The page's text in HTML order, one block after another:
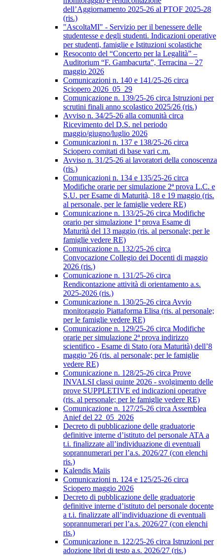
dell’Aggiornamento 2025-26 al PTOF 2025-28
(ris.)
"AscoltaMI" - Servizio per il benessere delle
studentesse e degli studenti. Indicazioni operative
per studenti, famiglie e Istituzioni scolastiche
Resoconto del “Concerto per la Legalità” –
Auditorium “F. Gambacurta”, Terracina – 27
maggio 2026
Comunicazioni n. 140 e 141/25-26 circa
Sciopero 2026_05_29
Comunicazione n. 139/25-26 circa Istruzioni per
scrutini finali anno scolastico 2025/26 (ris.)
Avviso n. 34/25-26 alla comunità circa
Ricevimento del D.S. nel periodo
maggio/giugno/luglio 2026
Comunicazioni n. 137 e 138/25-26 circa
Sciopero comitati di base vari c.m.
Avviso n. 31/25-26 ai lavoratori della conoscenza
(ris.)
Comunicazioni n. 134 e 135/25-26 circa
Modifiche orarie per simulazione 2ª prova L.C. e
S.U. per Esame di Maturità, 18 e 19 maggio (ris.
al personale, per le famiglie vedere RE)
Comunicazione n. 133/25-26 circa Modifiche
orario per simulazione 1ª prova Esame di
Maturità del 13 maggio (ris. al personale; per le
famiglie vedere RE)
Comunicazione n. 132/25-26 circa
Convocazione Collegio dei Docenti di maggio
2026 (ris.)
Comunicazione n. 131/25-26 circa
Rendicontazione attività di orientamento a.s.
2025-2026 (ris.)
Comunicazione n. 130/25-26 circa Avvio
monitoraggio Piattaforma Elisa (ris. al personale;
per le famiglie vedere RE)
Comunicazione n. 129/25-26 circa Modifiche
orarie per simulazione 2ª prova indirizzo
scientifico - Esame di Stato (ora Maturità) dell’8
maggio '26 (ris. al personale; per le famiglie
vedere RE)
Comunicazione n. 128/25-26 circa Prove
INVALSI classi quinte 2026 - svolgimento delle
prove SUPPLETIVE ed indicazioni operative
(ris. al personale; per le famiglie vedere RE)
Comunicazione n. 127/25-26 circa Assemblea
Anief del 22_05_2026
Decreto di pubblicazione delle graduatorie
definitive interne d’istituto del personale ATA a
t.i. finalizzate all’individuazione di eventuali
soprannumerari per l’a.s. 2026/27 (con elenchi
ris.)
Kalendis Maiis
Comunicazioni n. 124 e 125/25-26 circa
Sciopero maggio 2026
Decreto di pubblicazione delle graduatorie
definitive interne d’istituto del personale docente
a t.i. finalizzate all’individuazione di eventuali
soprannumerari per l’a.s. 2026/27 (con elenchi
ris.)
Comunicazione n. 122/25-26 circa Istruzioni per
adozione libri di testo a.s. 2026/27 (ris.)